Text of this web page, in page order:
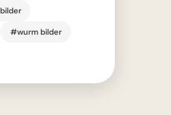
#wurm bilder